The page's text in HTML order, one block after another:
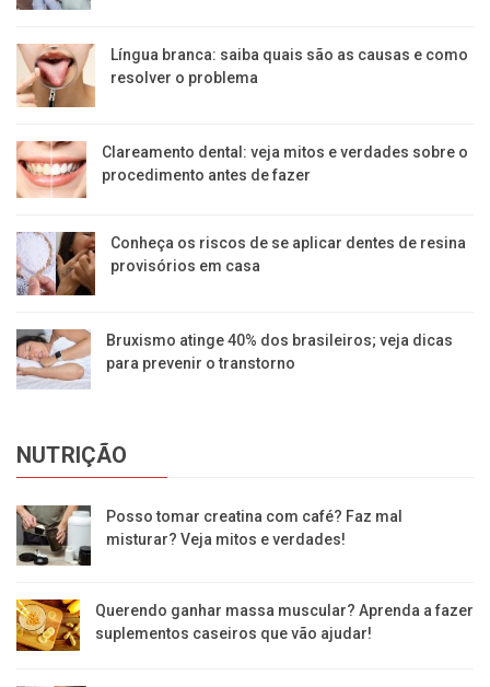
Língua branca: saiba quais são as causas e como
resolver o problema
Clareamento dental: veja mitos e verdades sobre o
procedimento antes de fazer
Conheça os riscos de se aplicar dentes de resina
provisórios em casa
Bruxismo atinge 40% dos brasileiros; veja dicas
para prevenir o transtorno
NUTRIÇÃO
Posso tomar creatina com café? Faz mal
misturar? Veja mitos e verdades!
Querendo ganhar massa muscular? Aprenda a fazer
suplementos caseiros que vão ajudar!